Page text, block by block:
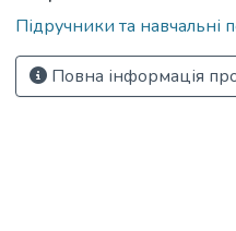
Підручники та навчальні
Повна інформація